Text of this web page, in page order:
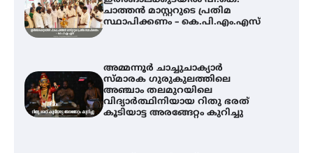
ചാത്തൻ മാസ്റ്ററുടെ പ്രതിമ
സ്ഥാപിക്കണം – കെ.പി.എം.എസ്
അമ്മന്നൂർ ചാച്ചുചാക്യാർ
സ്മാരക ഗുരുകുലത്തിലെ
അഞ്ചാം തലമുറയിലെ
വിദ്യാർത്ഥിനിയായ റിതു ഭരത്
കൂടിയാട്ട അരങ്ങേറ്റം കുറിച്ചു